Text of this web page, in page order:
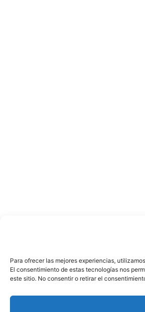
Para ofrecer las mejores experiencias,
El consentimiento de estas tecnologías nos
este sitio. No consentir o retirar el